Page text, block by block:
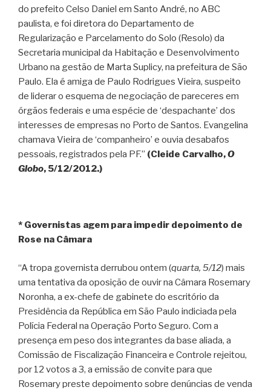
do prefeito Celso Daniel em Santo André, no ABC
paulista, e foi diretora do Departamento de
Regularização e Parcelamento do Solo (Resolo) da
Secretaria municipal da Habitação e Desenvolvimento
Urbano na gestão de Marta Suplicy, na prefeitura de São
Paulo. Ela é amiga de Paulo Rodrigues Vieira, suspeito
de liderar o esquema de negociação de pareceres em
órgãos federais e uma espécie de ‘despachante’ dos
interesses de empresas no Porto de Santos. Evangelina
chamava Vieira de ‘companheiro’ e ouvia desabafos
pessoais, registrados pela PF.” (Cleide Carvalho,O
Globo, 5/12/2012.)
* Governistas agem para impedir depoimento de
Rose na Câmara
“A tropa governista derrubou ontem (quarta, 5/12) mais
uma tentativa da oposição de ouvir na Câmara Rosemary
Noronha, a ex-chefe de gabinete do escritório da
Presidência da República em São Paulo indiciada pela
Polícia Federal na Operação Porto Seguro. Com a
presença em peso dos integrantes da base aliada, a
Comissão de Fiscalização Financeira e Controle rejeitou,
por 12 votos a 3, a emissão de convite para que
Rosemary preste depoimento sobre denúncias de venda